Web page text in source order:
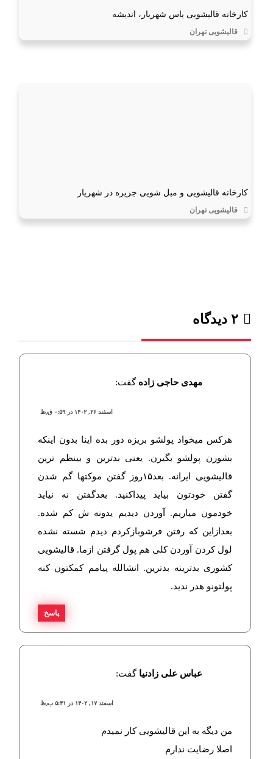
کارخانه قالیشویی یاس شهریار، اندیشه
قالیشویی تهران
کارخانه قالیشویی و مبل شویی جزیره در شهریار
قالیشویی تهران
۲ دیدگاه‌
مهدی حاجی زاده گفت:
اسفند ۲۶, ۱۴۰۲ در ۰:۵۹ ق٫ظ
هرکس میخواد پولشو بریزه دور بده اینا بدون اینکه
بشورن پولشو بگیرن. یعنی بدترین و بینظم ترین
قالیشویی ایرانه. بعد۱۵روز گفتن موکتها گم شدن
گفتن خودتون بیاید پیداکنید. بعدگفتن نه نیاید
خودمون میاریم. آوردن دیدیم یدونه ش کم شده.
بعدازاین که رفتن فرشوبازکردم دیدم شسته نشده
لول کردن آوردن کلی هم پول گرفتن ازما. قالیشویی
کشوری بدترینه بدترین. انشالله پیامم کمکتون کنه
پولتونو هدر ندید.
پاسخ
عباس علی زادنیا گفت:
اسفند ۱۷, ۱۴۰۲ در ۵:۴۱ ب٫ظ
من دیگه به این قالیشویی کار نمیدم
اصلا رضایت ندارم